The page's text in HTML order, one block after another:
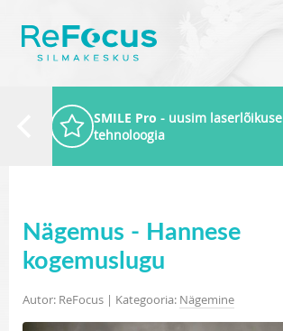
SMILE Pro - uusim laserlõikuse
tehnoloogia
Nägemus - Hannese
kogemuslugu
Autor: ReFocus | Kategooria: Nägemine